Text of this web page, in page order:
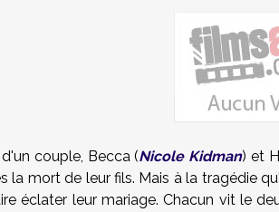
couple, Becca (Nicole Kidman) et
la mort de leur fils. Mais à la tragédie
éclater leur mariage. Chacun vit le